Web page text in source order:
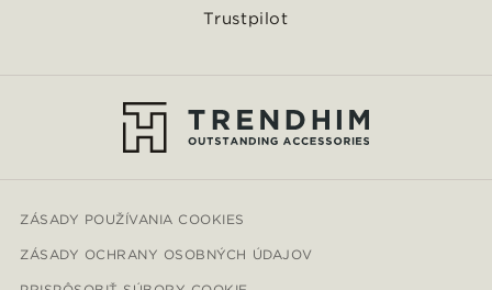
Trustpilot
ZÁSADY POUŽÍVANIA COOKIES
ZÁSADY OCHRANY OSOBNÝCH ÚDAJOV